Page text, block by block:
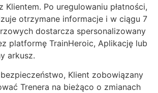
Klientem. Po uregulowaniu płatności,
otrzymane informacje i w ciągu 7
dostarcza spersonalizowany
platformę TrainHeroic, Aplikację lub
arkusz.
Klient zobowiązany
Trenera na bieżąco o zmianach